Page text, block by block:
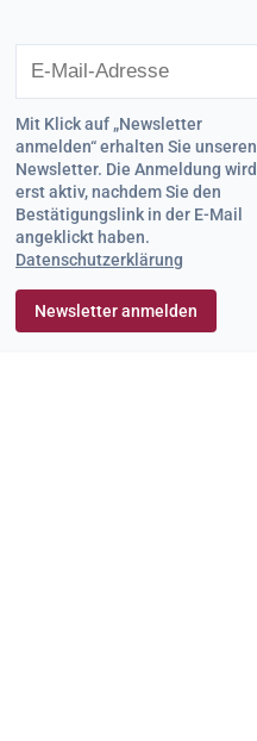
Mit Klick auf „Newsletter
anmelden“ erhalten Sie unseren
Newsletter. Die Anmeldung wird
erst aktiv, nachdem Sie den
Bestätigungslink in der E-Mail
angeklickt haben.
Datenschutzerklärung